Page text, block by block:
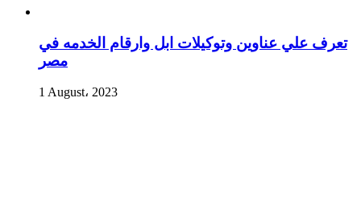
تعرف علي عناوين وتوكيلات ابل وارقام الخدمه في
مصر
1 August، 2023